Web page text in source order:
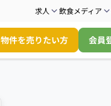
求人 飲食メディア
物件を売りたい方 会員